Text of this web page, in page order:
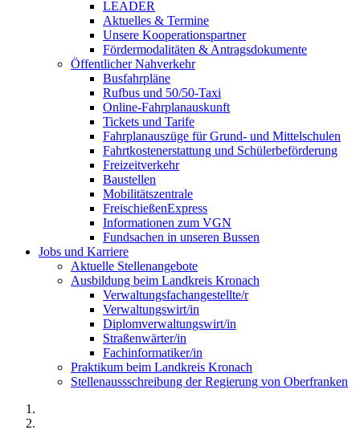
LEADER
Aktuelles & Termine
Unsere Kooperationspartner
Fördermodalitäten & Antragsdokumente
Öffentlicher Nahverkehr
Busfahrpläne
Rufbus und 50/50-Taxi
Online-Fahrplanauskunft
Tickets und Tarife
Fahrplanauszüge für Grund- und Mittelschulen
Fahrtkostenerstattung und Schülerbeförderung
Freizeitverkehr
Baustellen
Mobilitätszentrale
FreischießenExpress
Informationen zum VGN
Fundsachen in unseren Bussen
Jobs und Karriere
Aktuelle Stellenangebote
Ausbildung beim Landkreis Kronach
Verwaltungsfachangestellte/r
Verwaltungswirt/in
Diplomverwaltungswirt/in
Straßenwärter/in
Fachinformatiker/in
Praktikum beim Landkreis Kronach
Stellenaussschreibung der Regierung von Oberfranken